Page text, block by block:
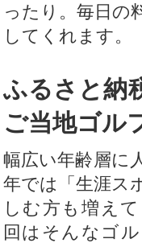
ったり。毎日の
してくれます。
ふるさと納
ご当地ゴル
幅広い年齢層に
年では「生涯ス
しむ方も増え
回はそんなゴ